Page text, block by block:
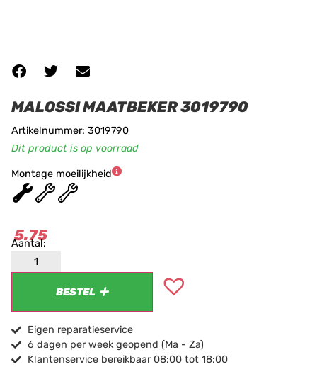
MALOSSI MAATBEKER 3019790
Artikelnummer: 3019790
Dit product is op voorraad
Montage moeilijkheid
★★★
5.75
BESTEL
Eigen reparatieservice
6 dagen per week geopend (Ma - Za)
Klantenservice bereikbaar 08:00 tot 18:00